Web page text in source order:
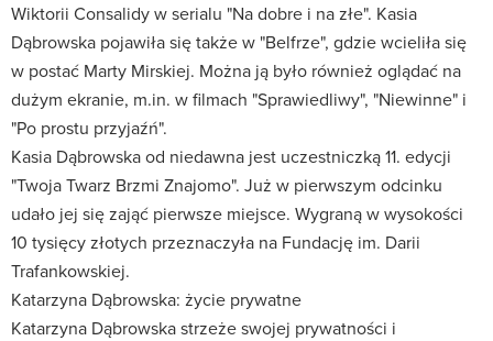
Wiktorii Consalidy w serialu "Na dobre i na złe". Kasia
Dąbrowska pojawiła się także w "Belfrze", gdzie wcieliła się
w postać Marty Mirskiej. Można ją było również oglądać na
dużym ekranie, m.in. w filmach "Sprawiedliwy", "Niewinne" i
"Po prostu przyjaźń".
Kasia Dąbrowska od niedawna jest uczestniczką 11. edycji
"Twoja Twarz Brzmi Znajomo". Już w pierwszym odcinku
udało jej się zająć pierwsze miejsce. Wygraną w wysokości
10 tysięcy złotych przeznaczyła na Fundację im. Darii
Trafankowskiej.
Katarzyna Dąbrowska: życie prywatne
Katarzyna Dąbrowska strzeże swojej prywatności i